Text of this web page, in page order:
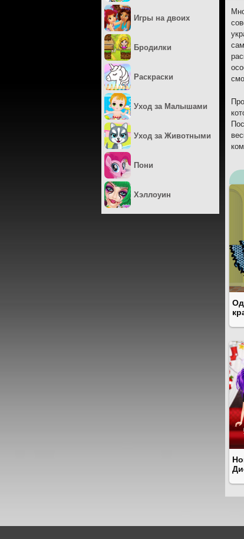
Игры на двоих
Бродилки
Раскраски
Уход за Малышами
Уход за Животными
Пони
Хэллоуин